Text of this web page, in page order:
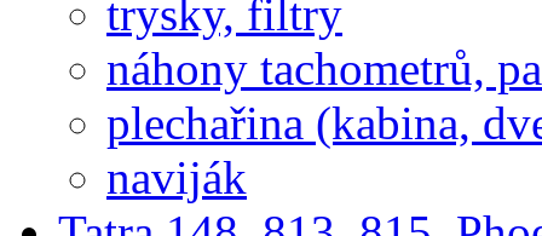
trysky, filtry
náhony tachometrů,
plechařina (kabina,
naviják